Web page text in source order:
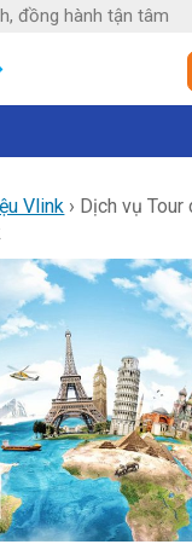
đồng hành tận tâm
Vlink › Dịch vụ Tour